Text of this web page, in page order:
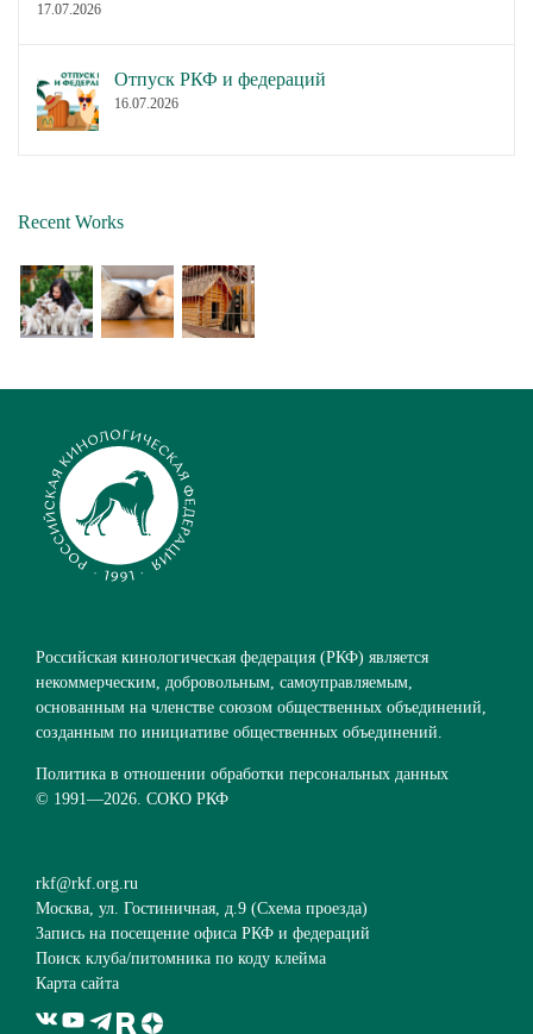
17.07.2026
Отпуск РКФ и федераций
16.07.2026
Recent Works
Российская кинологическая федерация (РКФ) является
некоммерческим, добровольным, самоуправляемым,
основанным на членстве союзом общественных объединений,
созданным по инициативе общественных объединений.
Политика в отношении обработки персональных данных
© 1991—2026. СОКО РКФ
rkf@rkf.org.ru
Москва, ул. Гостиничная, д.9 (Схема проезда)
Запись на посещение офиса РКФ и федераций
Поиск клуба/питомника по коду клейма
Карта сайта